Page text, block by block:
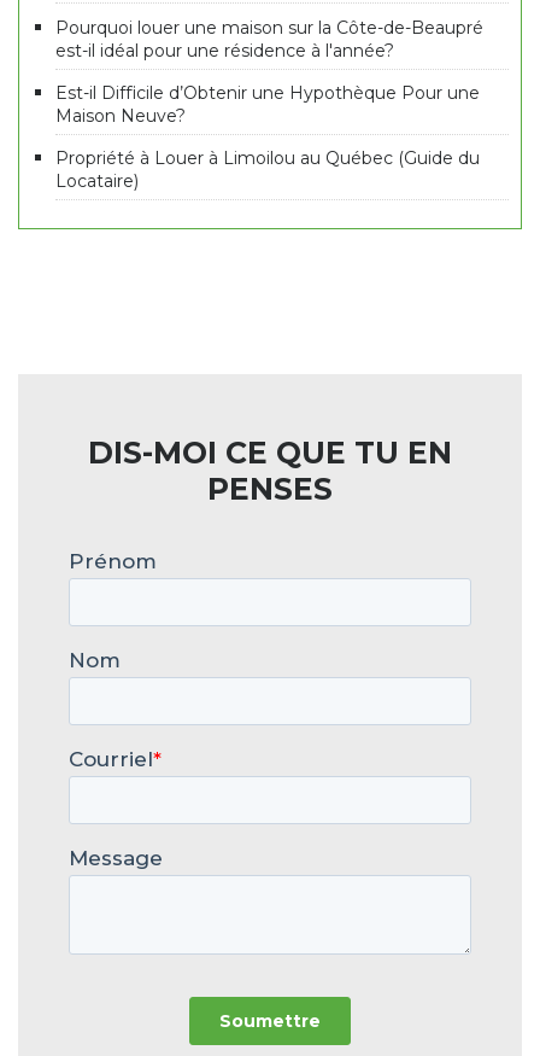
Pourquoi louer une maison sur la Côte-de-Beaupré
est-il idéal pour une résidence à l'année?
Est-il Difficile d’Obtenir une Hypothèque Pour une
Maison Neuve?
Propriété à Louer à Limoilou au Québec (Guide du
Locataire)
DIS-MOI CE QUE TU EN
PENSES